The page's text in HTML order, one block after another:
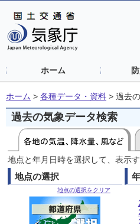
ホーム
ホーム > 各種データ・資料 > 過去
過去の気象データ検索
地点と年月日時を選択して、表示
地点の選択
地点の選択をクリア